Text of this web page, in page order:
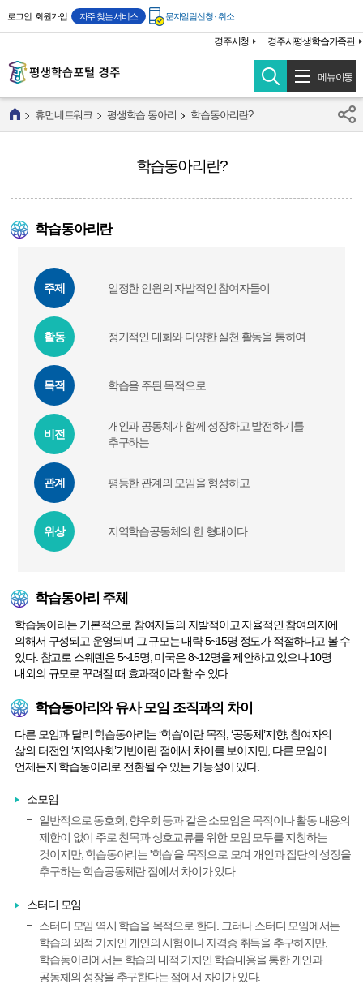
본문 바로가기
주메뉴 바로가기
경주시청 경주시평생학습가족관
로그인 회원가입 자주 찾는 서비스 문자알림신청 · 취소
메뉴이동
학습동아리란?
휴먼네트워크 평생학습 동아리 학습동아리란?
학습동아리란
주제 일정한 인원의 자발적인 참여자들이
활동 정기적인 대화와 다양한 실천 활동을 통하여
목적 학습을 주된 목적으로
비전
개인과 공동체가 함께 성장하고 발전하기를
추구하는
관계 평등한 관계의 모임을 형성하고
위상 지역학습공동체의 한 형태이다.
학습동아리 주체
학습동아리는 기본적으로 참여자들의 자발적이고 자율적인 참여의지에
의해서 구성되고 운영되며 그 규모는 대략 5~15명 정도가 적절하다고 볼 수
있다. 참고로 스웨덴은 5~15명, 미국은 8~12명을 제안하고 있으나 10명
내외의 규모로 꾸려질 때 효과적이라 할 수 있다.
학습동아리와 유사 모임 조직과의 차이
다른 모임과 달리 학습동아리는 ‘학습’이란 목적, ‘공동체’지향, 참여자의
삶의 터전인 ‘지역사회’기반이란 점에서 차이를 보이지만, 다른 모임이
언제든지 학습동아리로 전환될 수 있는 가능성이 있다.
소모임
일반적으로 동호회, 향우회 등과 같은 소모임은 목적이나 활동 내용의
제한이 없이 주로 친목과 상호교류를 위한 모임 모두를 지칭하는
것이지만, 학습동아리는 '학습'을 목적으로 모여 개인과 집단의 성장을
추구하는 학습공동체란 점에서 차이가 있다.
스터디 모임
스터디 모임 역시 학습을 목적으로 한다. 그러나 스터디 모임에서는
학습의 외적 가치인 개인의 시험이나 자격증 취득을 추구하지만,
학습동아리에서는 학습의 내적 가치인 학습내용을 통한 개인과
공동체의 성장을 추구한다는 점에서 차이가 있다.